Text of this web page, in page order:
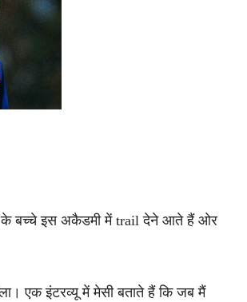
के बच्चे इस अकैडमी में trail देने आते हैं ओर
एक इंटरव्यू में मेसी बताते हैं कि जब मैं